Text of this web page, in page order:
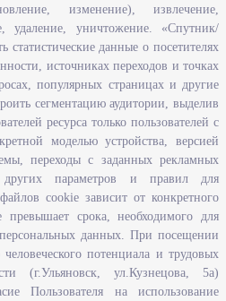
актов, определяющих полномочия,
развитию человеческого потенциала
области
и правосознания граждан в
предпринимателям
деятельности
добровольному переселению в
изменение), извлечение,
удаление, уничтожение. «Спутник/
статистические данные о посетителях
источниках переходов и точках
популярных страницах и другие
сегментацию аудитории, выделив
ресурса только пользователей с
моделью устройства, версией
переходы с заданных рекламных
параметров и правил для
cookie зависит от конкретного
срока, необходимого для
данных. При посещении
потенциала и трудовых
(г.Ульяновск, ул.Кузнецова, 5а)
Пользователя на использование